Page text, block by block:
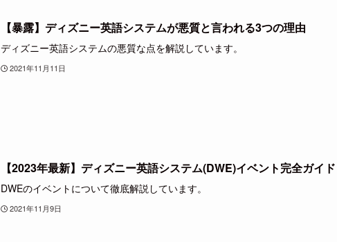
【暴露】ディズニー英語システムが悪質と言われる3つの理由
ディズニー英語システムの悪質な点を解説しています。
2021年11月11日
【2023年最新】ディズニー英語システム(DWE)イベント完全ガイド
DWEのイベントについて徹底解説しています。
2021年11月9日